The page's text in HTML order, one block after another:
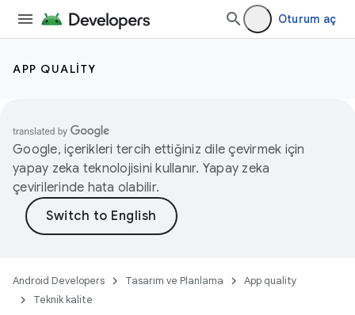
Oturum aç
APP QUALITY
Google, içerikleri tercih ettiğiniz dile çevirmek için
yapay zeka teknolojisini kullanır. Yapay zeka
çevirilerinde hata olabilir.
Android Developers Tasarım ve Planlama
App quality
Teknik kalite